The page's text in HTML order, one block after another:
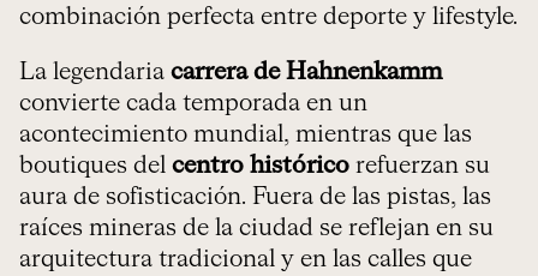
combinación perfecta entre deporte y lifestyle.
La legendaria carrera de Hahnenkamm
convierte cada temporada en un
acontecimiento mundial, mientras que las
boutiques del centro histórico refuerzan su
aura de sofisticación. Fuera de las pistas, las
raíces mineras de la ciudad se reflejan en su
arquitectura tradicional y en las calles que